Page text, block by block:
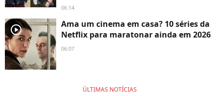
06:14
player2
Ama um cinema em casa? 10 séries da
Netflix para maratonar ainda em 2026
06:07
ÚLTIMAS NOTÍCIAS